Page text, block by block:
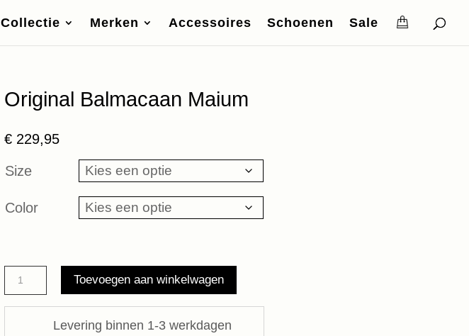
Collectie Merken Accessoires Schoenen Sale
Original Balmacaan Maium
€ 229,95
Size
Color
Original
Balmacaan
Maium
Toevoegen aan winkelwagen
Levering binnen 1-3 werkdagen